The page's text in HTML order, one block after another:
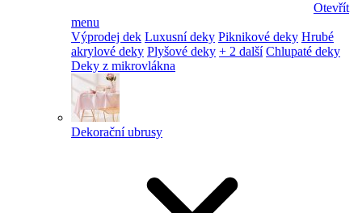
Otevřít
menu
Výprodej dek Luxusní deky Piknikové deky Hrubé
akrylové deky Plyšové deky + 2 další Chlupaté deky
Deky z mikrovlákna
Dekorační ubrusy